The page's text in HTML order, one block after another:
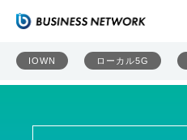
IOWN ローカル5G
デル・テクノロジーズ株式会社